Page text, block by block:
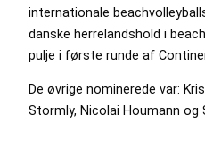
internationale
danske herrelandshold i
pulje i første runde af
De øvrige nominerede var:
Stormly, Nicolai Houmann og